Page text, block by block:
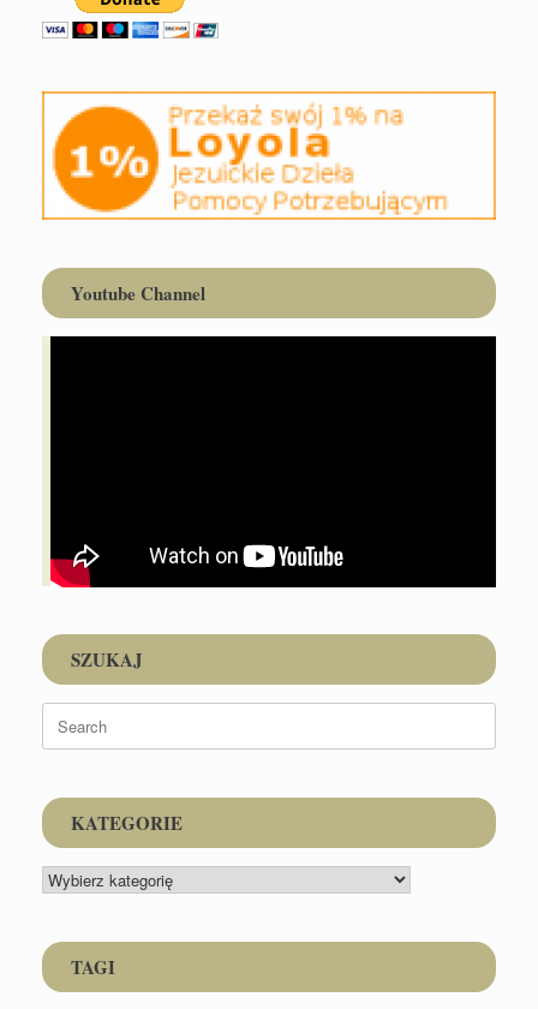
Youtube Channel
SZUKAJ
for:
KATEGORIE
KATEGORIE
TAGI